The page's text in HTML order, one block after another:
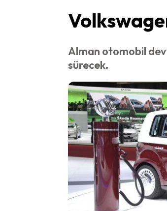
Alman otomobil
sürecek.